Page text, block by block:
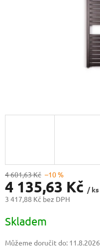
4 601,63 Kč –10 %
4 135,63 Kč / ks
3 417,88 Kč bez DPH
cena:
Skladem
Můžeme doručit do: 11.8.2026